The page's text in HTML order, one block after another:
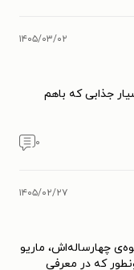
۱۴۰۵/۰۳/۰۲
های بسیار جذابی که باهم
۰
۱۴۰۵/۰۲/۲۷
از نوه‌ی چهارساله‌اش، ماریو
که در معرفی